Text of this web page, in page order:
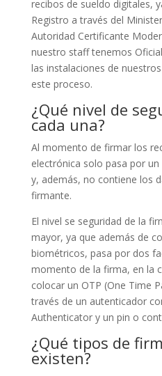
recibos de sueldo digitales,
Registro a través del
Autoridad Certificante
nuestro staff tenemos
las instalaciones de
este proceso.
¿Qué nivel de
cada una?
Al momento de firmar los
electrónica solo pasa por
y, además, no contiene los
firmante.
El nivel se seguridad de la
mayor, ya que además de
biométricos, pasa por dos
momento de la firma, en la
colocar un OTP (One Time
través de un autenticador
Authenticator y un pin o
¿Qué tipos de
existen?